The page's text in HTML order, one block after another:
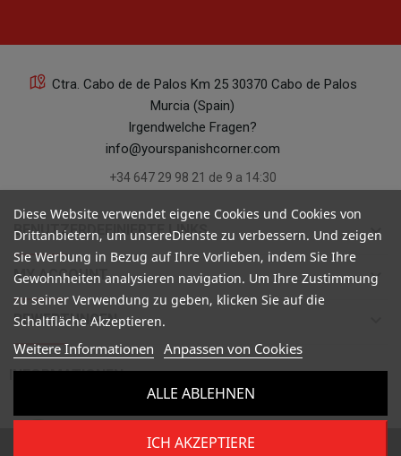
Ctra. Cabo de de Palos Km 25 30370 Cabo de Palos
Murcia (Spain)
Irgendwelche Fragen?
info@yourspanishcorner.com
+34 647 29 98 21 de 9 a 14:30
BENUTZERDEFINIERTE LINKS keyboard_arrow_down
MY ACCOUNT keyboard_arrow_down
BEWERTUNGEN
INFORMATIONEN 
Diese Website verwendet eigene Cookies und Cookies von
Drittanbietern, um unsereDienste zu verbessern. Und zeigen
Sie Werbung in Bezug auf Ihre Vorlieben, indem Sie Ihre
Gewohnheiten analysieren navigation. Um Ihre Zustimmung
zu seiner Verwendung zu geben, klicken Sie auf die
Schaltfläche Akzeptieren.
Weitere Informationen Anpassen von Cookies
ALLE ABLEHNEN
ICH AKZEPTIERE
Your Spanish Corner. Todos los derechos reservados